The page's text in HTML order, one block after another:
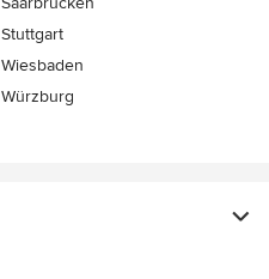
Stuttgart
Wiesbaden
Würzburg